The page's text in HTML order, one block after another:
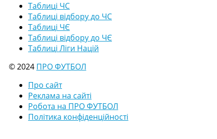
Таблиці ЧС
Таблиці відбору до ЧС
Таблиці ЧЄ
Таблиці відбору до ЧЄ
Таблиці Ліги Націй
© 2024 ПРО ФУТБОЛ
Про сайт
Реклама на сайті
Робота на ПРО ФУТБОЛ
Політика конфіденційності